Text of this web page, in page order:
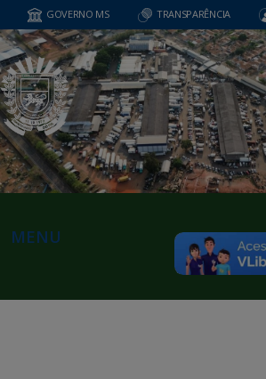
GOVERNO MS TRANSPARÊNCIA
MENU